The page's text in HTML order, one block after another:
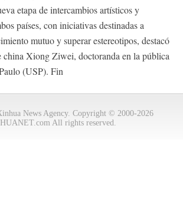
etapa de intercambios artísticos y
países, con iniciativas destinadas a
mutuo y superar estereotipos, destacó
china Xiong Ziwei, doctoranda en la pública
(USP). Fin
News Agency. Copyright © 2000-2026
All rights reserved.